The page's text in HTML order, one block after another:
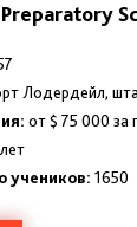
Лодердейл,
от $ 75 000 за
учеников: 1650